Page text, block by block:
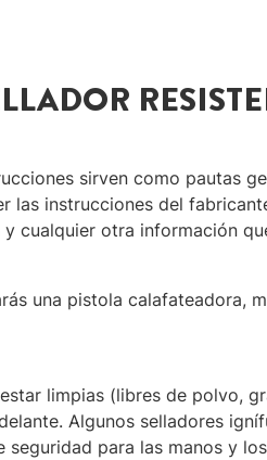
sirven como pautas
las instrucciones del
cualquier otra información
una pistola calafateadora,
limpias (libres de polvo,
Algunos selladores
para las manos y